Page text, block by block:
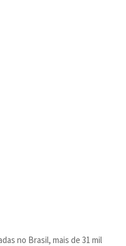
no Brasil, mais de 31 mil